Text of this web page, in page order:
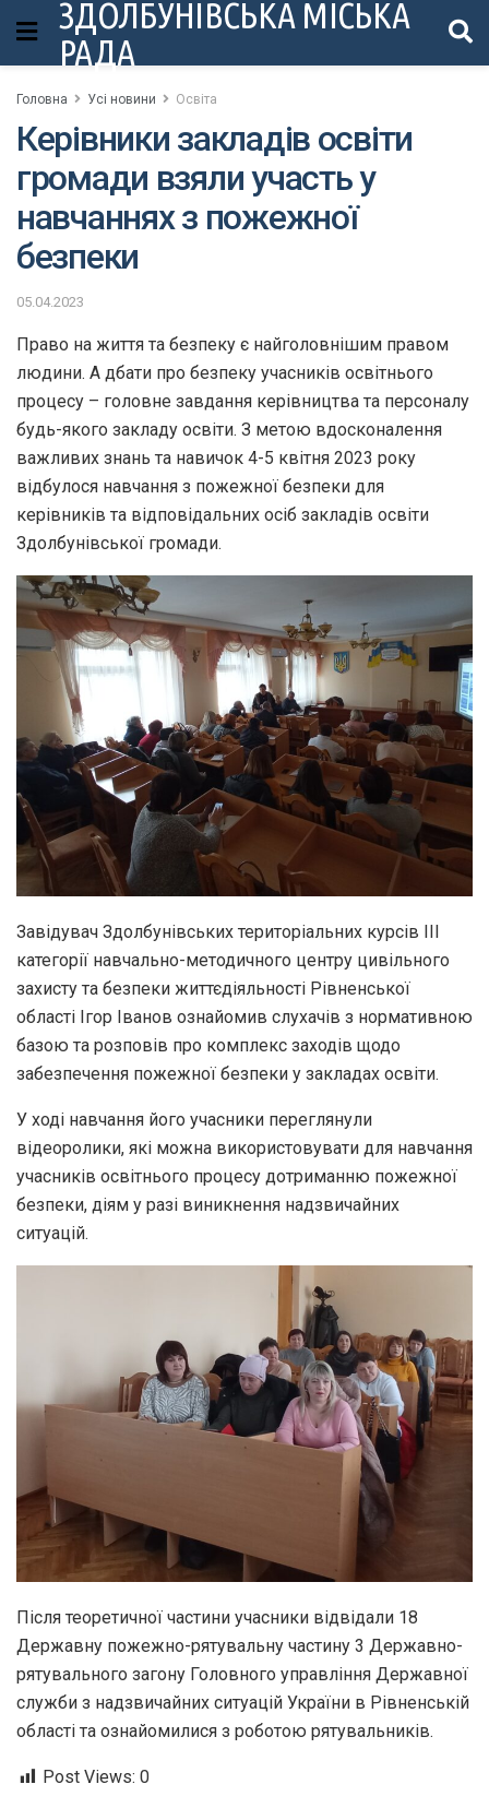
ЗДОЛБУНІВСЬКА МІСЬКА
РАДА
Головна Усі новини Освіта
Керівники закладів освіти
громади взяли участь у
навчаннях з пожежної
безпеки
05.04.2023
Право на життя та безпеку є найголовнішим правом
людини. А дбати про безпеку учасників освітнього
процесу – головне завдання керівництва та персоналу
будь-якого закладу освіти. З метою вдосконалення
важливих знань та навичок 4-5 квітня 2023 року
відбулося навчання з пожежної безпеки для
керівників та відповідальних осіб закладів освіти
Здолбунівської громади.
Завідувач Здолбунівських територіальних курсів ІІІ
категорії навчально-методичного центру цивільного
захисту та безпеки життєдіяльності Рівненської
області Ігор Іванов ознайомив слухачів з нормативною
базою та розповів про комплекс заходів щодо
забезпечення пожежної безпеки у закладах освіти.
У ході навчання його учасники переглянули
відеоролики, які можна використовувати для навчання
учасників освітнього процесу дотриманню пожежної
безпеки, діям у разі виникнення надзвичайних
ситуацій.
Після теоретичної частини учасники відвідали 18
Державну пожежно-рятувальну частину 3 Державно-
рятувального загону Головного управління Державної
служби з надзвичайних ситуацій України в Рівненській
області та ознайомилися з роботою рятувальників.
Post Views: 0